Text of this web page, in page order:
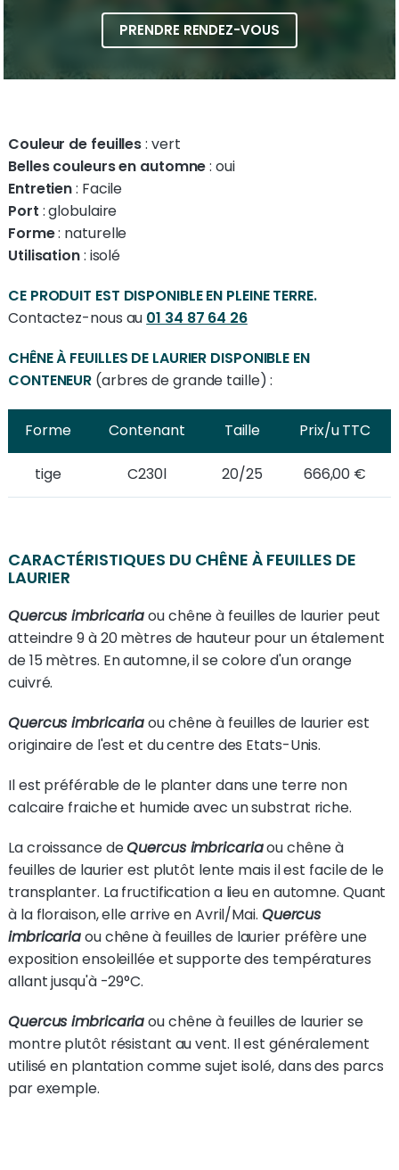
PRENDRE RENDEZ-VOUS
Couleur de feuilles: vert
Belles couleurs en automne: oui
Entretien: Facile
Port : globulaire
Forme: naturelle
Utilisation: isolé
CE PRODUIT EST DISPONIBLE EN PLEINE TERRE.
Contactez-nous au 01 34 87 64 26
CHÊNE À FEUILLES DE LAURIER DISPONIBLE EN
CONTENEUR (arbres de grande taille) :
Forme Contenant Taille Prix/u TTC
tige C230l 20/25 666,00 €
CARACTÉRISTIQUES DU CHÊNE À FEUILLES DE
LAURIER
Quercus imbricariaou chêne à feuilles de laurier peut
atteindre 9 à 20 mètres de hauteur pour un étalement
de 15 mètres. En automne, il se colore d'un orange
cuivré.
Quercus imbricariaou chêne à feuilles de laurier est
originaire de l'est et du centre des Etats-Unis.
Il est préférable de le planter dans une terre non
calcaire fraiche et humide avec un substrat riche.
La croissance deQuercus imbricariaou chêne à
feuilles de laurier est plutôt lente mais il est facile de le
transplanter. La fructification a lieu en automne. Quant
à la floraison, elle arrive en Avril/Mai. Quercus
imbricariaou chêne à feuilles de laurier préfère une
exposition ensoleillée et supporte des températures
allant jusqu'à -29°C.
Quercus imbricariaou chêne à feuilles de laurier se
montre plutôt résistant au vent. Il est généralement
utilisé en plantation comme sujet isolé, dans des parcs
par exemple.